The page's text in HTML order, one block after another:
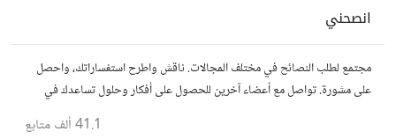
انصحني
مجتمع لطلب النصائح في مختلف المجالات. ناقش واطرح استفساراتك، واحصل
على مشورة. تواصل مع أعضاء آخرين للحصول على أفكار وحلول تساعدك في
41.1 ألف متابع